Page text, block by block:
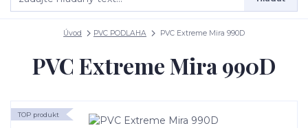
Úvod PVC PODLAHA PVC Extreme Mira 990D
PVC Extreme Mira 990D
TOP produkt